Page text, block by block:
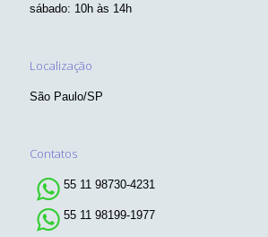
sábado: 10h às 14h
Localização
São Paulo/SP
Contatos
55 11 98730-4231
55 11 98199-1977